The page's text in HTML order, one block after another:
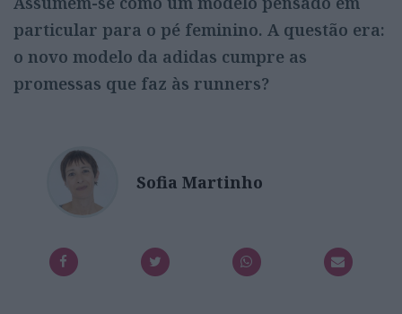
particular para o pé feminino. A questão era:
o novo modelo da adidas cumpre as
promessas que faz às runners?
Sofia Martinho